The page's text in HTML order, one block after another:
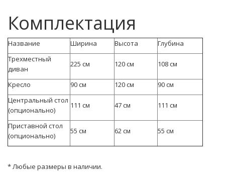
Комплектация
Название Ширина Высота
Глубина
Трехместный
диван
225 см 120 см 108 см
Кресло 90 см 120 см
90 см
Центральный стол
(опционально)
111 см 47 см 111 см
Приставной стол
(опционально)
55 см 62 см 55 см
* Любые размеры в наличии.